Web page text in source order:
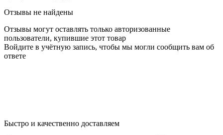
Отзывы не найдены
Отзывы могут оставлять только авторизованные
пользователи, купившие этот товар
Войдите в учётную запись, чтобы мы могли сообщить вам об
ответе
Быстро и качественно доставляем